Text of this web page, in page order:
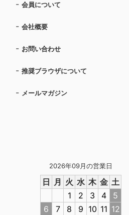
2026年09月の営業日
日 月 火 水 木 金 土
1
2 3 4
5
6
7 8 9 10 11 12
会員について
会社概要
お問い合わせ
推奨ブラウザについて
メールマガジン